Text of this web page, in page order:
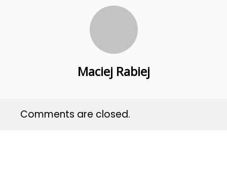
OFERTA PRACY –
PRACOWNIK
PRODUKCJI
PHARMA CF BUDUJE
Maciej Rabiej
Comments are closed.